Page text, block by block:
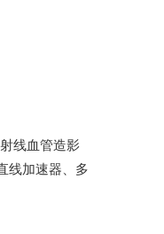
线血管造影
线加速器、多